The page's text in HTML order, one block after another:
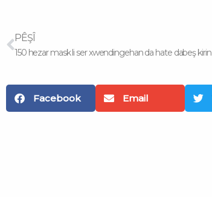
Prev
PÊŞÎ
150 hezar mask li ser xwendingehan da hate dabeş kirin
Facebook Email